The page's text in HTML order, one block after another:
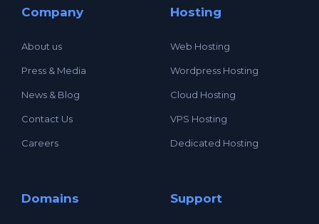
Company
About us
Press & Media
News & Blog
Contact Us
Careers
Hosting
Web Hosting
Wordpress Hosting
Cloud Hosting
VPS Hosting
Dedicated Hosting
Domains Support